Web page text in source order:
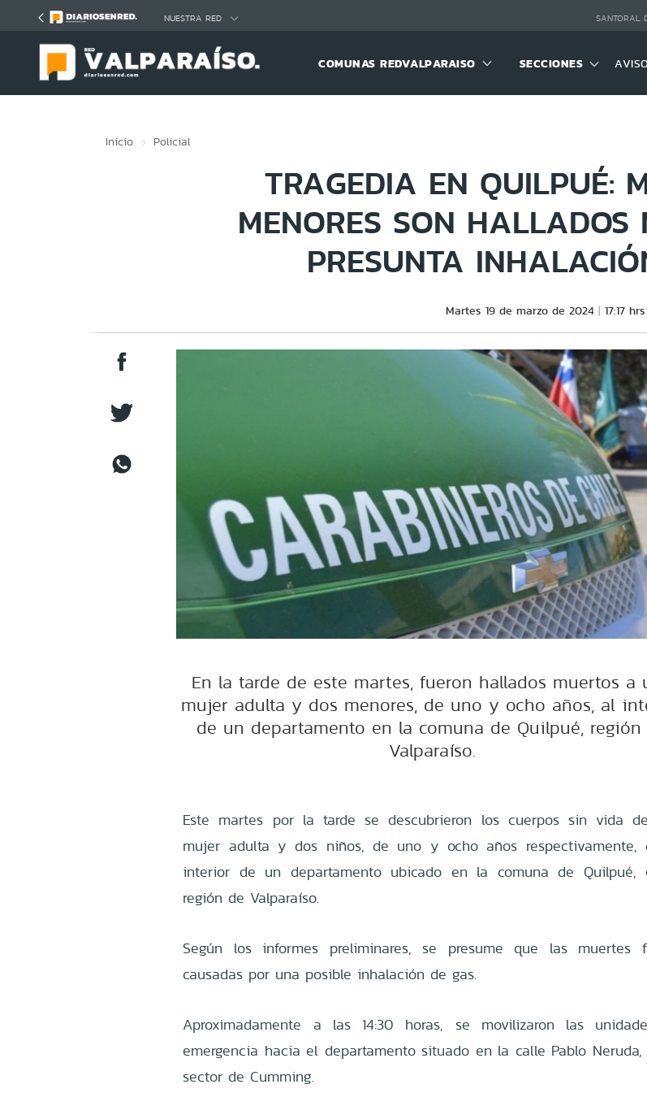
NUESTRA RED SANTORAL
COMUNAS REDVALPARAISO SECCIONES
Inicio Policial
TRAGEDIA EN QUILPUÉ:
MENORES SON HALLADOS
PRESUNTA
Martes 19 de marzo de 2024 17:17 hrs
En la tarde de este martes, fueron hallados muertos a
mujer adulta y dos menores, de uno y ocho años, al
de un departamento en la comuna de Quilpué, región
Valparaíso.
Este martes por la tarde se descubrieron los cuerpos sin vida
mujer adulta y dos niños, de uno y ocho años respectivamente,
interior de un departamento ubicado en la comuna de Quilpué,
región de Valparaíso.
Según los informes preliminares, se presume que las muertes
causadas por una posible inhalación de gas.
Aproximadamente a las 14:30 horas, se movilizaron las
emergencia hacia el departamento situado en la calle Pablo
sector de Cumming.